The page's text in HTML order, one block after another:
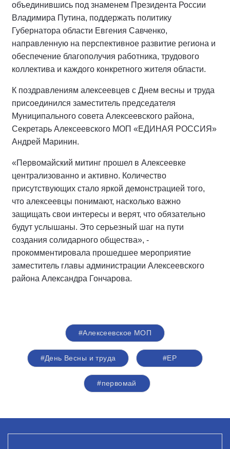
объединившись под знаменем Президента России
Владимира Путина, поддержать политику
Губернатора области Евгения Савченко,
направленную на перспективное развитие региона и
обеспечение благополучия работника, трудового
коллектива и каждого конкретного жителя области.
К поздравлениям алексеевцев с Днем весны и труда
присоединился заместитель председателя
Муниципального совета Алексеевского района,
Секретарь Алексеевского МОП «ЕДИНАЯ РОССИЯ»
Андрей Маринин.
«Первомайский митинг прошел в Алексеевке
централизованно и активно. Количество
присутствующих стало яркой демонстрацией того,
что алексеевцы понимают, насколько важно
защищать свои интересы и верят, что обязательно
будут услышаны. Это серьезный шаг на пути
создания солидарного общества», -
прокомментировала прошедшее мероприятие
заместитель главы администрации Алексеевского
района Александра Гончарова.
#Алексеевское МОП
#День Весны и труда #ЕР
#первомай